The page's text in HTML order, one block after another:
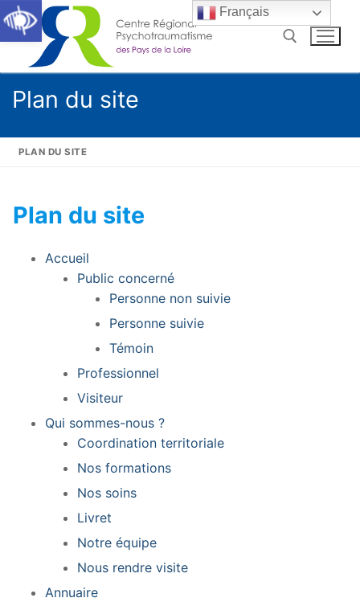
Ouvrir la barre d’outils
Aller
au
contenu
Rechercher
Accueil
Annuaire
Plan du site
PLAN DU SITE
Plan du site
Accueil
Public concerné
Personne non suivie
Personne suivie
Témoin
Professionnel
Visiteur
Qui sommes-nous ?
Coordination territoriale
Nos formations
Nos soins
Livret
Notre équipe
Nous rendre visite
Annuaire
Français